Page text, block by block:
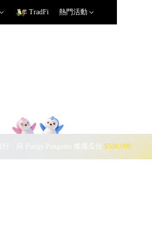
TradFi 熱門活動
· 與 Pudgy Penguins 搖擺瓜分 $500,000